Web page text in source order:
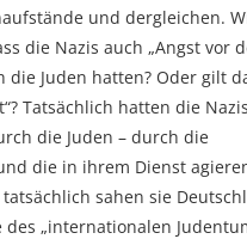
und dergleichen.
die Nazis auch „Angst vor
die Juden hatten? Oder gilt
Tatsächlich hatten die
die Juden – durch die
die in ihrem Dienst
sahen sie
„internationalen